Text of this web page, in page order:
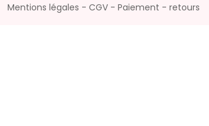
Mentions légales - CGV - Paiement - retours